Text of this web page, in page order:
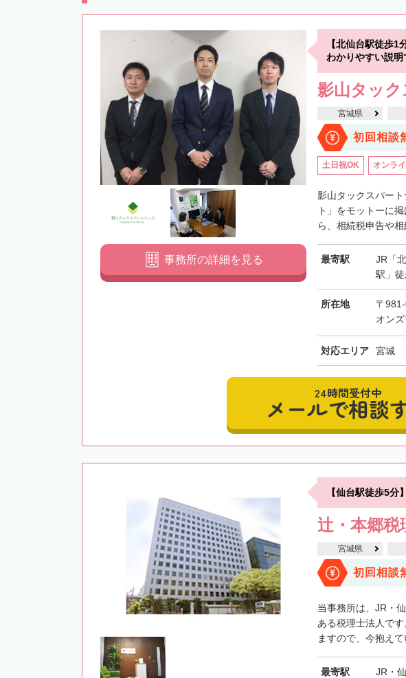
【北仙台駅徒歩1
わかりやすい説
影山タッ
宮城県
初回相談
土日祝OK オンラ
影山タックスパー
ト」をモットーに
ら、相続税申告や
最寄駅
JR「
駅」
所在地
〒
オン
対応エリア 宮城
事務所の詳細を見る
24時間受付中
メールで相談
【仙台駅徒歩5分
辻・本郷税
宮城県
初回相談
当事務所は、JR・
ある税理士法人で
ますので、今抱え
最寄駅 JR・